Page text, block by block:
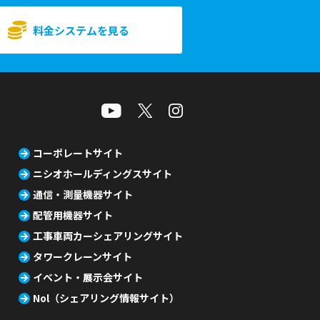
料金システムを見る
コーポレートサイト
ニシオホールディングスサイト
通信・測量機器サイト
配管用機器サイト
工事車両カーシェアリングサイト
タワークレーンサイト
イベント・展示会サイト
Nol（シェアリング情報サイト）